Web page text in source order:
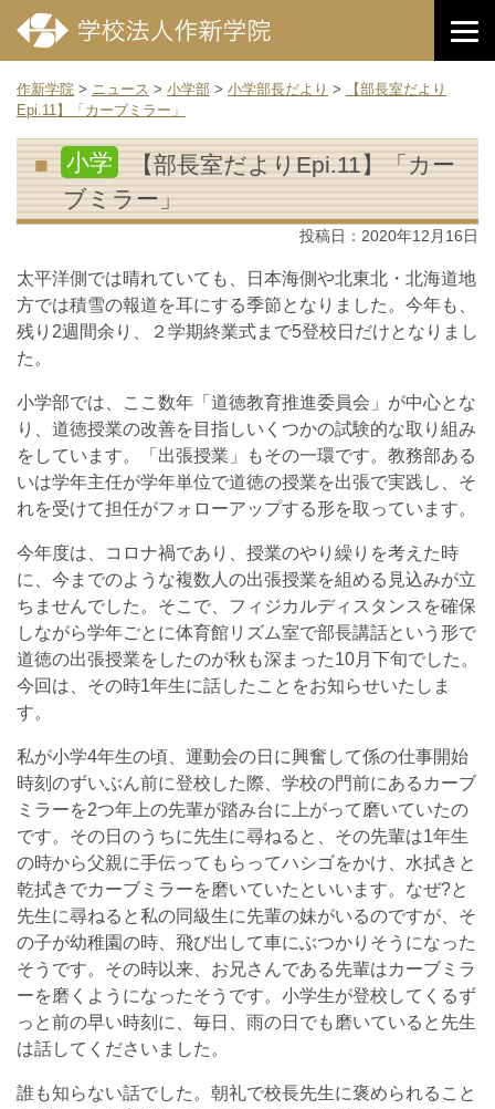
作新学院 > ニュース > 小学部 > 小学部長だより >
【部長室だより
Epi.11】「カーブミラー」
小学
【部長室だよりEpi.11】「カー
ブミラー」
投稿日： 2020年12月16日
太平洋側では晴れていても、日本海側や北東北・北海道地
方では積雪の報道を耳にする季節となりました。今年も、
残り2週間余り、２学期終業式まで5登校日だけとなりまし
た。
小学部では、ここ数年「道徳教育推進委員会」が中心とな
り、道徳授業の改善を目指しいくつかの試験的な取り組み
をしています。「出張授業」もその一環です。教務部ある
いは学年主任が学年単位で道徳の授業を出張で実践し、そ
れを受けて担任がフォローアップする形を取っています。
今年度は、コロナ禍であり、授業のやり繰りを考えた時
に、今までのような複数人の出張授業を組める見込みが立
ちませんでした。そこで、フィジカルディスタンスを確保
しながら学年ごとに体育館リズム室で部長講話という形で
道徳の出張授業をしたのが秋も深まった10月下旬でした。
今回は、その時1年生に話したことをお知らせいたしま
す。
私が小学4年生の頃、運動会の日に興奮して係の仕事開始
時刻のずいぶん前に登校した際、学校の門前にあるカーブ
ミラーを2つ年上の先輩が踏み台に上がって磨いていたの
です。その日のうちに先生に尋ねると、その先輩は1年生
の時から父親に手伝ってもらってハシゴをかけ、水拭きと
乾拭きでカーブミラーを磨いていたといいます。なぜ?と
先生に尋ねると私の同級生に先輩の妹がいるのですが、そ
の子が幼稚園の時、飛び出して車にぶつかりそうになった
そうです。その時以来、お兄さんである先輩はカーブミラ
ーを磨くようになったそうです。小学生が登校してくるず
っと前の早い時刻に、毎日、雨の日でも磨いていると先生
は話してくださいました。
誰も知らない話でした。朝礼で校長先生に褒められること